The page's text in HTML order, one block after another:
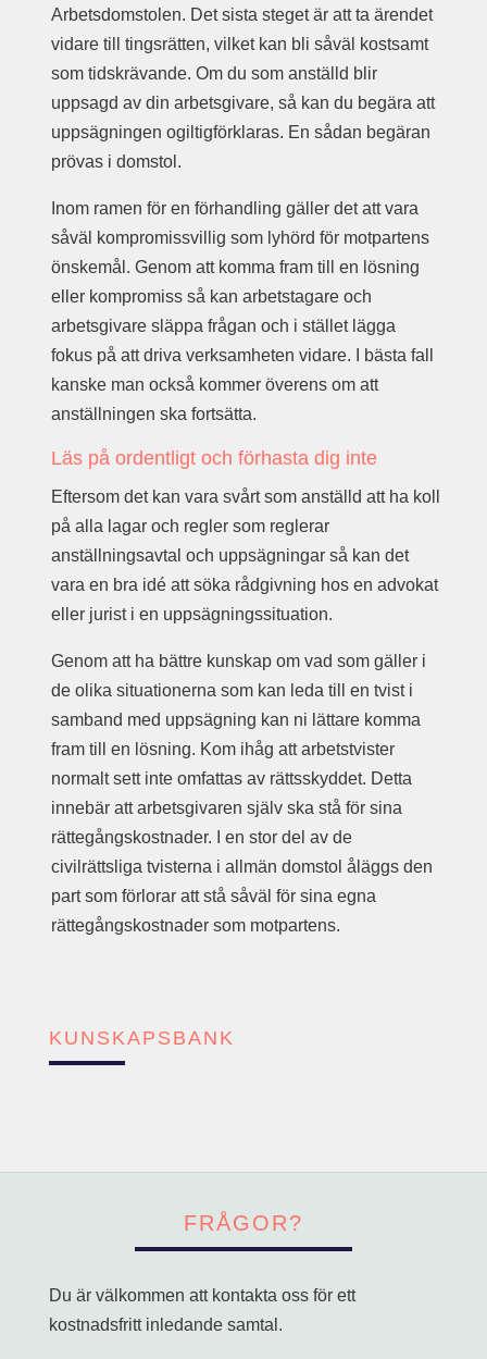
Arbetsdomstolen. Det sista steget är att ta ärendet
vidare till tingsrätten, vilket kan bli såväl kostsamt
som tidskrävande. Om du som anställd blir
uppsagd av din arbetsgivare, så kan du begära att
uppsägningen ogiltigförklaras. En sådan begäran
prövas i domstol.
Inom ramen för en förhandling gäller det att vara
såväl kompromissvillig som lyhörd för motpartens
önskemål. Genom att komma fram till en lösning
eller kompromiss så kan arbetstagare och
arbetsgivare släppa frågan och i stället lägga
fokus på att driva verksamheten vidare. I bästa fall
kanske man också kommer överens om att
anställningen ska fortsätta.
Läs på ordentligt och förhasta dig inte
Eftersom det kan vara svårt som anställd att ha koll
på alla lagar och regler som reglerar
anställningsavtal och uppsägningar så kan det
vara en bra idé att söka rådgivning hos en advokat
eller jurist i en uppsägningssituation.
Genom att ha bättre kunskap om vad som gäller i
de olika situationerna som kan leda till en tvist i
samband med uppsägning kan ni lättare komma
fram till en lösning. Kom ihåg att arbetstvister
normalt sett inte omfattas av rättsskyddet. Detta
innebär att arbetsgivaren själv ska stå för sina
rättegångskostnader. I en stor del av de
civilrättsliga tvisterna i allmän domstol åläggs den
part som förlorar att stå såväl för sina egna
rättegångskostnader som motpartens.
KUNSKAPSBANK
FRÅGOR?
Du är välkommen att kontakta oss för ett
kostnadsfritt inledande samtal.